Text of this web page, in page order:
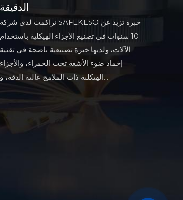
الدقيقة
تراكمت لدى شركة SAFEKESO خبرة تزيد عن
10 سنوات في تصنيع الأجزاء الهيكلية باستخدام
الآلات، ولديها خبرة تصنيعية ناضجة في تقنية
إخماد ضوء الأشعة تحت الحمراء، والأجزاء
الهيكلية ذات الملامح عالية الدقة، و...